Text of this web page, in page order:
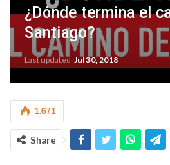
¿Dónde termina el
Santiago?
Last updated Jul 30, 2018
1.671
Share